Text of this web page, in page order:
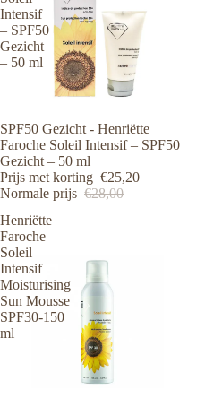
Intensif
– SPF50
Gezicht
– 50 ml
Aanbieding
SPF50 Gezicht - Henriëtte
Faroche Soleil Intensif – SPF50
Gezicht – 50 ml
Prijs met korting €25,20
Normale prijs €28,00
Henriëtte
Faroche
Soleil
Intensif
Moisturising
Sun Mousse
SPF30-150
ml